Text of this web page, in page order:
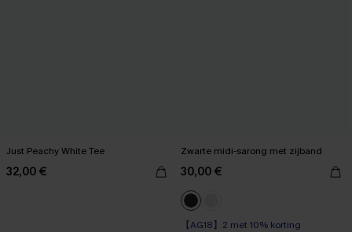
Just Peachy White Tee
32,00 €
Zwarte midi-sarong met zijband
30,00 €
【AG18】2 met 10% korting